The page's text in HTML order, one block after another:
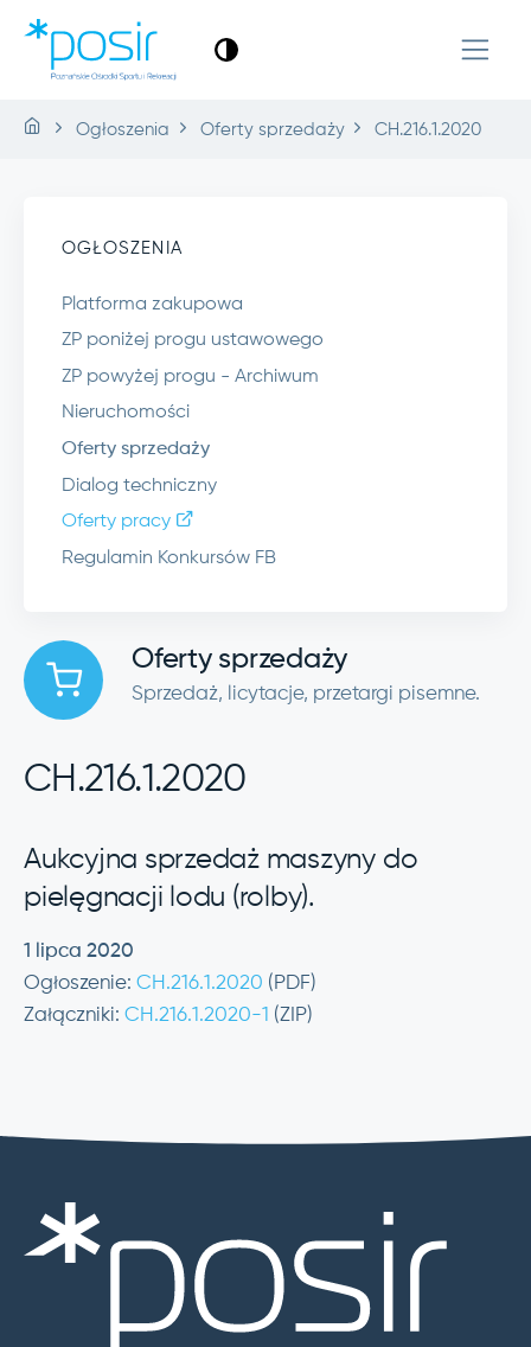
Ogłoszenia Oferty sprzedaży CH.216.1.2020
OGŁOSZENIA
Platforma zakupowa
ZP poniżej progu ustawowego
ZP powyżej progu - Archiwum
Nieruchomości
Oferty sprzedaży
Dialog techniczny
Oferty pracy
Regulamin Konkursów FB
Oferty sprzedaży
Sprzedaż, licytacje, przetargi pisemne.
CH.216.1.2020
Aukcyjna sprzedaż maszyny do
pielęgnacji lodu (rolby).
1 lipca 2020
Ogłoszenie: CH.216.1.2020 (PDF)
Załączniki: CH.216.1.2020-1 (ZIP)